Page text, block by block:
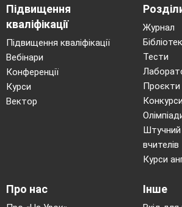
Підвищення
кваліфікації
Підвищення кваліфікації
Вебінари
Конференції
Курси
Вектор
Журнал
Тести
Проєкти
Конкурси
Штучний
вчителів
Курси
Про нас Інше